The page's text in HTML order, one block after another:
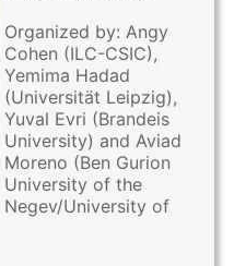
Organized by: Angy
Cohen (ILC-CSIC),
Yemima Hadad
(Universität Leipzig),
Yuval Evri (Brandeis
University) and Aviad
Moreno (Ben Gurion
University of the
Negev/University of